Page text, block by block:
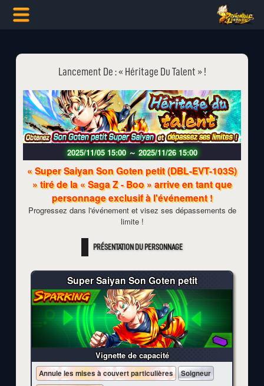
Lancement De : « Héritage Du Talent » !
2025/11/05 15:00～2025/11/26 15:00
« Super Saiyan Son Goten petit (DBL-EVT-103S)
» tiré de la « Saga Z - Boo » arrive en tant que
personnage exclusif à l'événement !
Progressez dans l'événement et visez ses dépassements de
limite !
PRÉSENTATION DU PERSONNAGE
Super SaiyanSon Goten petit
Vignette de capacité
Annule les mises à couvert particulières
Soigneur